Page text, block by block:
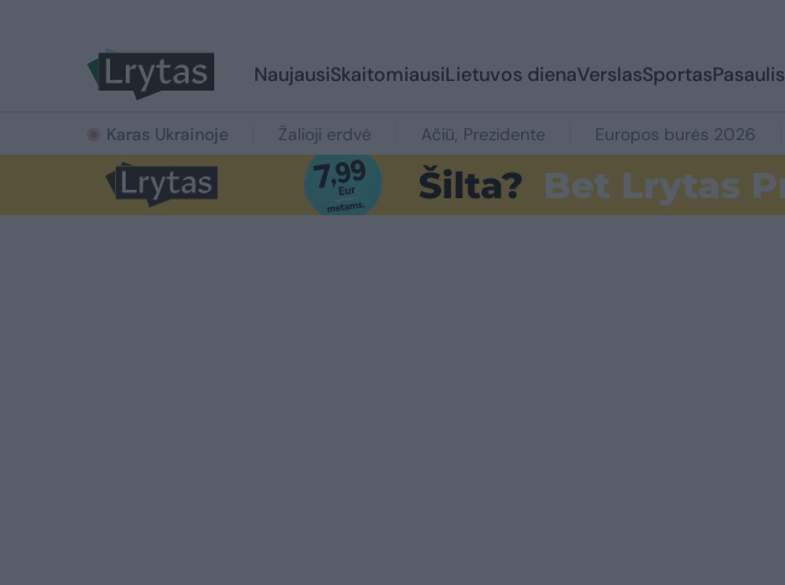
NaujausiSkaitomiausiLietuvos dienaVerslasSportasPasaulis
Karas Ukrainoje Žalioji erdvė Ačiū, Prezidente Europos burės 2026